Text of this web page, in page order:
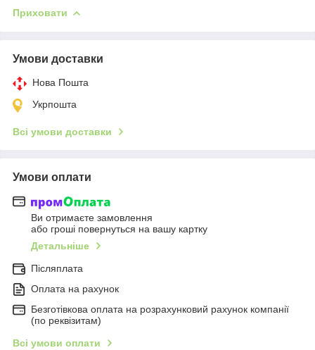
Приховати
Умови доставки
Нова Пошта
Укрпошта
Всі умови доставки
Умови оплати
Ви отримаєте замовлення
або гроші повернуться на вашу картку
Детальніше
Післяплата
Оплата на рахунок
Безготівкова оплата на розрахунковий рахунок компанії
(по реквізитам)
Всі умови оплати